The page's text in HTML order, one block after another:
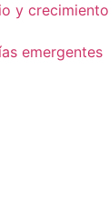
y crecimiento
emergentes